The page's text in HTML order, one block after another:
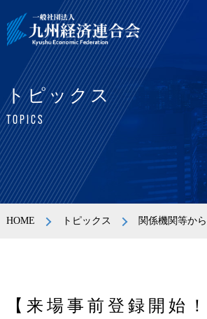
トピックス
TOPICS
HOME トピックス 関係機関等か
【来場事前登録開始